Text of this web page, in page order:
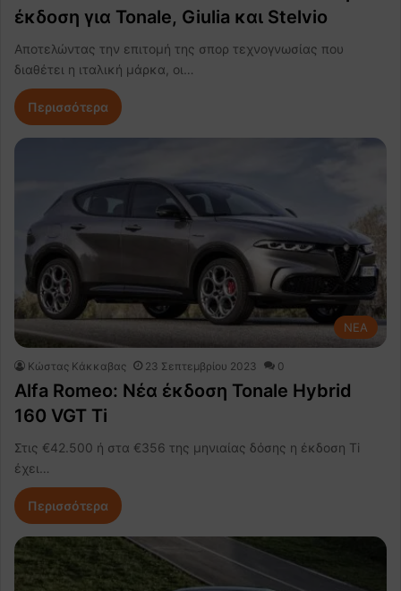
έκδοση για Tonale, Giulia και Stelvio
Αποτελώντας την επιτομή της σπορ τεχνογνωσίας που
διαθέτει η ιταλική μάρκα, οι…
Περισσότερα
NEA
Κώστας Κάκκαβας 23 Σεπτεμβρίου 2023 0
Alfa Romeo: Νέα έκδοση Tonale Hybrid
160 VGT Ti
Στις €42.500 ή στα €356 της μηνιαίας δόσης η έκδοση Ti
έχει…
Περισσότερα